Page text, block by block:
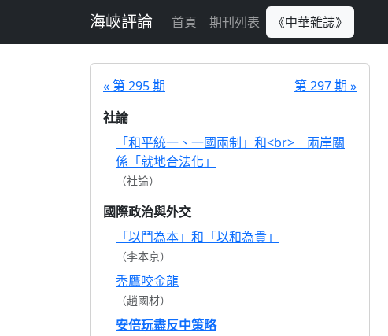
海峽評論 首頁 期刊列表 《中華雜誌》
« 第 295 期
第 297 期 »
社論
「和平統一、一國兩制」和<br> 兩岸關
係「就地合法化」
（社論）
國際政治與外交
「以鬥為本」和「以和為貴」
（李本京）
禿鷹咬金龍
（趙國材）
安倍玩盡反中策略